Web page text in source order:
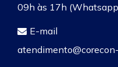
09h às 17h
E-mail